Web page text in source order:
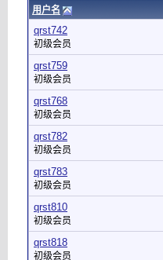
用户名
qrst742
初级会员
qrst759
初级会员
qrst768
初级会员
qrst782
初级会员
qrst783
初级会员
qrst810
初级会员
qrst818
初级会员